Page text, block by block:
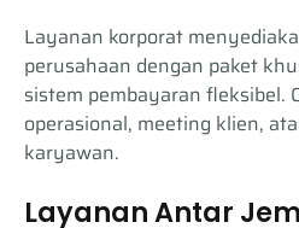
Layanan korporat
perusahaan dengan paket
sistem pembayaran fleksibel.
operasional, meeting klien,
karyawan.
Layanan Antar